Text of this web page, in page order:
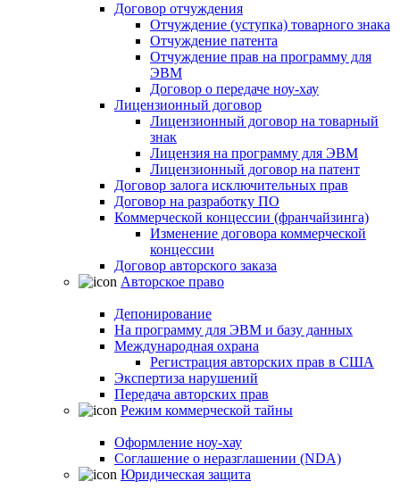
Договор отчуждения
Отчуждение (уступка) товарного знака
Отчуждение патента
Отчуждение прав на программу для
ЭВМ
Договор о передаче ноу-хау
Лицензионный договор
Лицензионный договор на товарный
знак
Лицензия на программу для ЭВМ
Лицензионный договор на патент
Договор залога исключительных прав
Договор на разработку ПО
Коммерческой концессии (франчайзинга)
Изменение договора коммерческой
концессии
Договор авторского заказа
Авторское право
Депонирование
На программу для ЭВМ и базу данных
Международная охрана
Регистрация авторских прав в США
Экспертиза нарушений
Передача авторских прав
Режим коммерческой тайны
Оформление ноу-хау
Соглашение о неразглашении (NDA)
Юридическая защита